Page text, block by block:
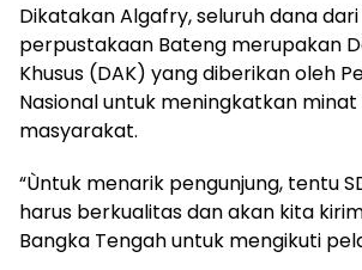
Dikatakan Algafry, seluruh dana
perpustakaan Bateng merupakan
Khusus (DAK) yang diberikan oleh
Nasional untuk meningkatkan
masyarakat.
“Ùntuk menarik pengunjung, tentu
harus berkualitas dan akan kita
Bangka Tengah untuk mengikuti